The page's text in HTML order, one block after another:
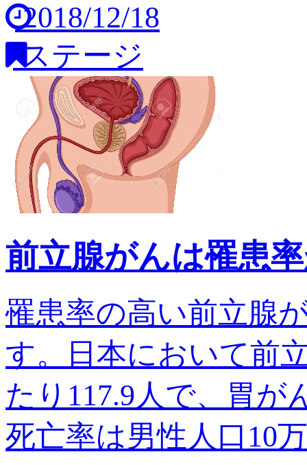
2018/12/18
ステージ
前立腺がんは罹患
罹患率の高い前立腺
す。日本において前
たり117.9人で、胃が
死亡率は男性人口10